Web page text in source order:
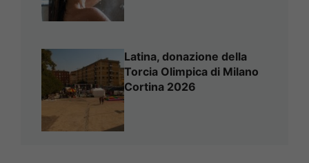
Latina, donazione della
Torcia Olimpica di Milano
Cortina 2026